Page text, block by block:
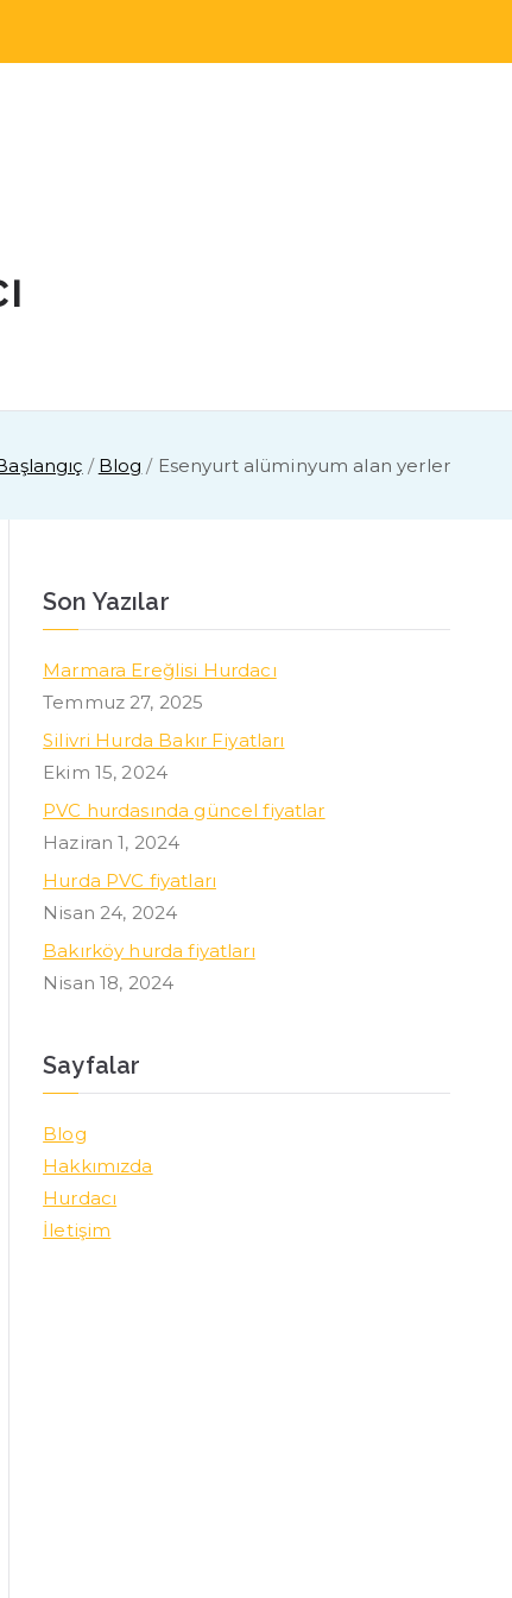
Blog Esenyurt alüminyum alan yerler
Son Yazılar
Marmara Ereğlisi Hurdacı
Temmuz 27, 2025
Silivri Hurda Bakır Fiyatları
Ekim 15, 2024
PVC hurdasında güncel fiyatlar
Haziran 1, 2024
Hurda PVC fiyatları
Nisan 24, 2024
Bakırköy hurda fiyatları
Nisan 18, 2024
Sayfalar
Blog
Hakkımızda
Hurdacı
İletişim